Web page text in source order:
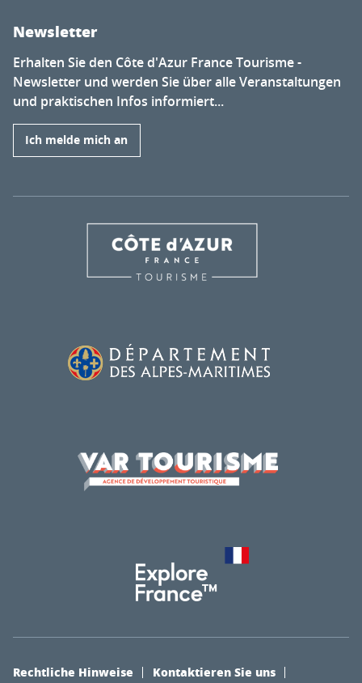
Newsletter
Erhalten Sie den Côte d'Azur France Tourisme -
Newsletter und werden Sie über alle Veranstaltungen
und praktischen Infos informiert...
Ich melde mich an
Rechtliche Hinweise
Kontaktieren Sie uns